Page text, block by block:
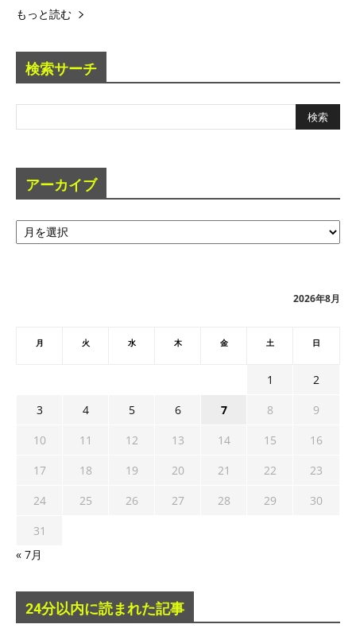
もっと読む
検索サーチ
アーカイブ
ア
ー
2026年8月
月 火 水 木 金 土 日
1
2
3
4 5 6 7 8
9
10
11 12 13 14 15
16
17
18 19 20 21 22
23
24
25 26 27 28 29
30
31
« 7月
24分以内に読まれた記事